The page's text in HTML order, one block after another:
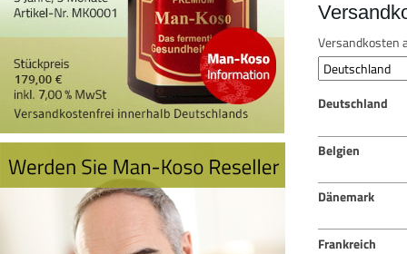
Versandkosten
Deutschland
Belgien
Dänemark
Frankreich